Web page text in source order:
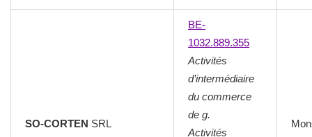
SO-CORTEN SRL
BE-
1032.889.355
Activités
d’intermédiaire
du commerce
de g.
Activités